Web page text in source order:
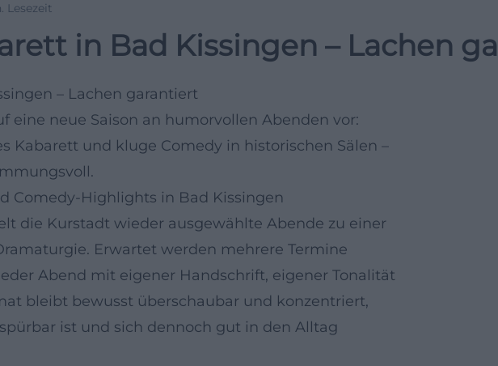
Lesezeit
in Bad Kissingen – Lachen
– Lachen garantiert
eine neue Saison an humorvollen Abenden vor:
Kabarett und kluge Comedy in historischen Sälen –
Comedy-Highlights in Bad Kissingen
die Kurstadt wieder ausgewählte Abende zu einer
Erwartet werden mehrere Termine
Abend mit eigener Handschrift, eigener Tonalität
bleibt bewusst überschaubar und konzentriert,
ist und sich dennoch gut in den Alltag